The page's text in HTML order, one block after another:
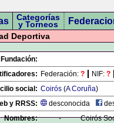
Categorías
y Torneos
Deportiva
Fundación:
Federación: ? NIF: ?
social: Coirós (A Coruña)
y RRSS:
desconocida
Nombres:
- Coirós